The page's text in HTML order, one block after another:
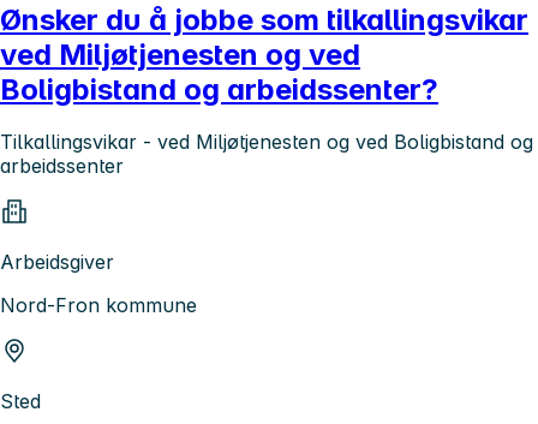
Ønsker du å jobbe som tilkallingsvikar
ved Miljøtjenesten og ved
Boligbistand og arbeidssenter?
Tilkallingsvikar - ved Miljøtjenesten og ved Boligbistand og
arbeidssenter
Arbeidsgiver
Nord-Fron kommune
Sted